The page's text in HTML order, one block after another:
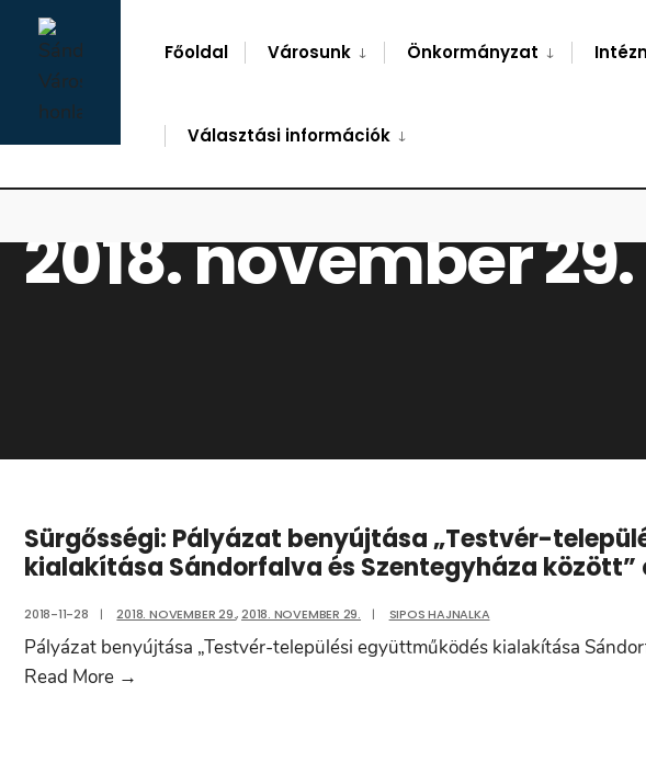
Skip
content
Főoldal Városunk Önkormányzat
Választási információk
2018. november 29.
Sürgősségi: Pályázat benyújtása „Testvér-
kialakítása Sándorfalva és Szentegyháza között”
2018-11-28 | 2018. NOVEMBER 29.,2018. NOVEMBER 29. | SIPOS HAJNALKA
Pályázat benyújtása „Testvér-települési együttműködés kialakítása
Read More →